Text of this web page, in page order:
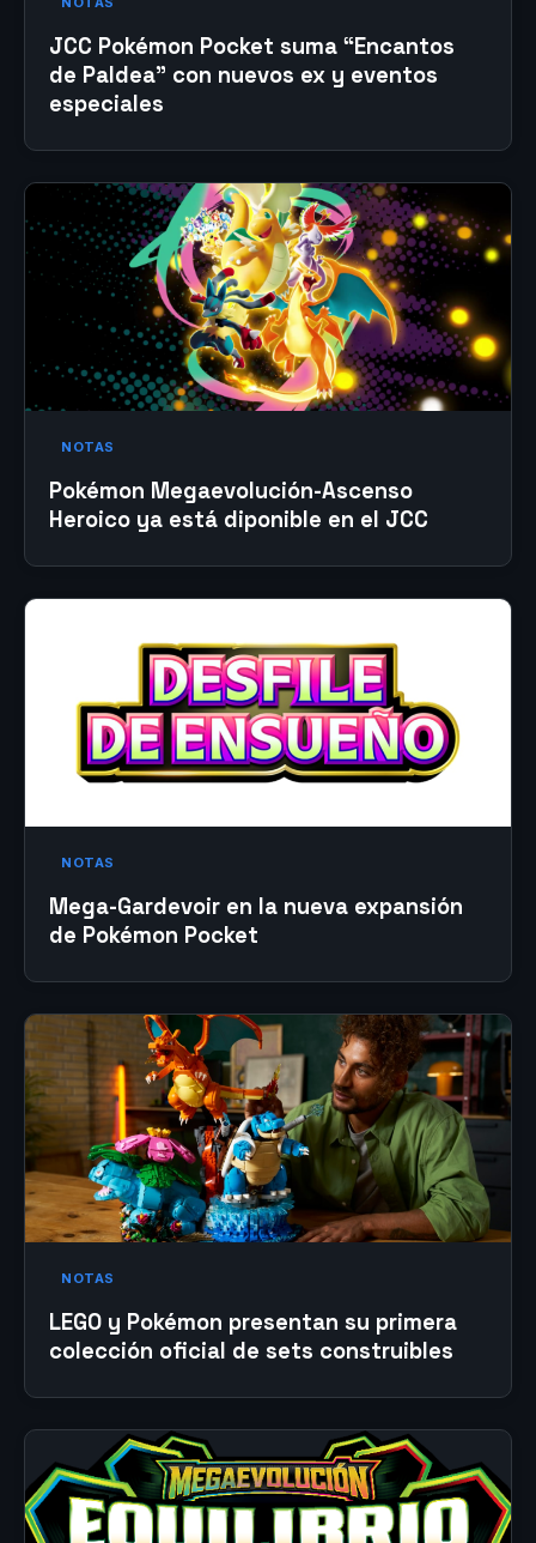
JCC Pokémon Pocket suma “Encantos
de Paldea” con nuevos ex y eventos
especiales
NOTAS
Pokémon Megaevolución-Ascenso
Heroico ya está diponible en el JCC
NOTAS
Mega-Gardevoir en la nueva expansión
de Pokémon Pocket
NOTAS
LEGO y Pokémon presentan su primera
colección oficial de sets construibles